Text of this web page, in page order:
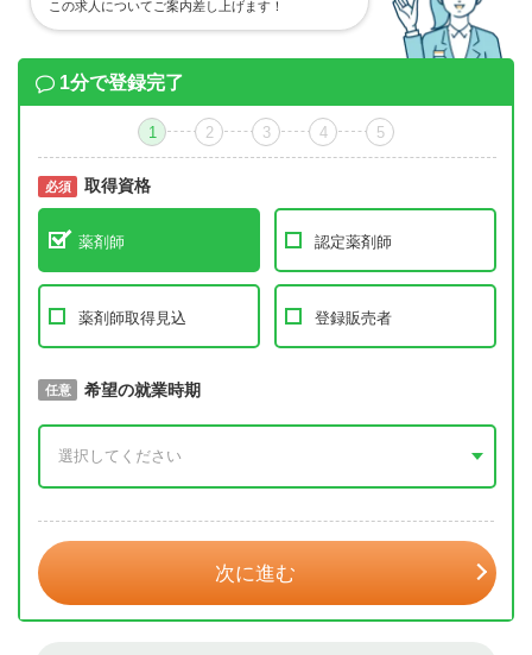
この求人についてご案内差し上げます！
1分で登録完了
1 2 3 4 5
必須 取得資格
薬剤師 認定薬剤師
薬剤師取得見込 登録販売者
必須 取得予定年
任意 希望の就業時期
次に進む